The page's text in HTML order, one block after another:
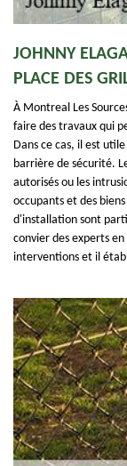
JOHNNY
PLACE DES
À Montreal Les
faire des travaux qui
Dans ce cas, il est
barrière de sécurité.
autorisés ou les
occupants et des
d'installation sont
convier des experts
interventions et il